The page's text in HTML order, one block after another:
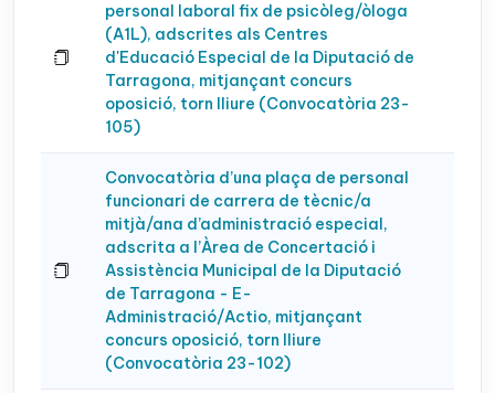
personal laboral fix de psicòleg/òloga
(A1L), adscrites als Centres
d'Educació Especial de la Diputació de
Tarragona, mitjançant concurs
oposició, torn lliure (Convocatòria 23-
105)
Convocatòria d’una plaça de personal
funcionari de carrera de tècnic/a
mitjà/ana d’administració especial,
adscrita a l’Àrea de Concertació i
Assistència Municipal de la Diputació
de Tarragona - E-
Administració/Actio, mitjançant
concurs oposició, torn lliure
(Convocatòria 23-102)